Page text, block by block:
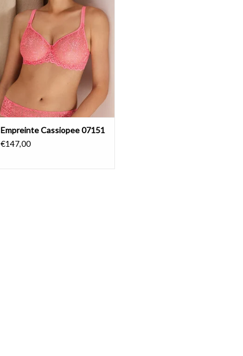
Cassiopee
Naadloze beugelbeha
Empreinte Cassiopee 07151
€147,00